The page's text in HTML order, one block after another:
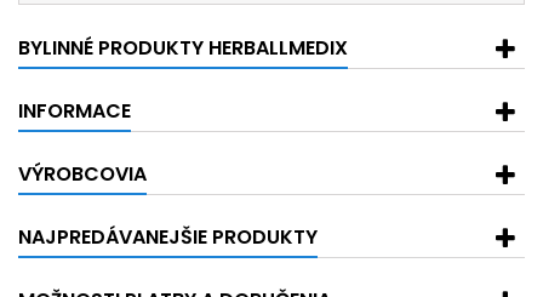
BYLINNÉ PRODUKTY HERBALLMEDIX
INFORMACE
VÝROBCOVIA
NAJPREDÁVANEJŠIE PRODUKTY